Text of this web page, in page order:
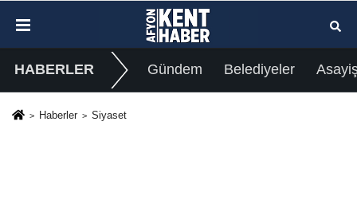
HABERLER Gündem Belediyeler
Haberler Siyaset